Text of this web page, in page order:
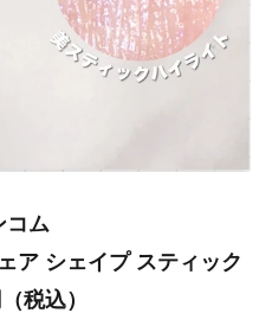
コム
ア シェイプ スティック
税込）